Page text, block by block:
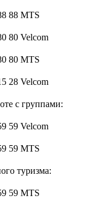
88 MTS
80 Velcom
80 MTS
28 Velcom
с группами:
59 Velcom
59 MTS
туризма:
59 MTS